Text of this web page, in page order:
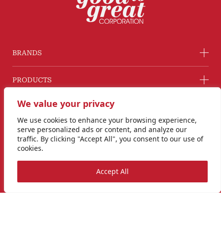
We value your privacy
We use cookies to enhance your browsing experience,
serve personalized ads or content, and analyze our
traffic. By clicking "Accept All", you consent to our use of
cookies.
Accept All
BRANDS
PRODUCTS
COMPANY
GROUP COMPANY
CONNECT WITH US
Instagram